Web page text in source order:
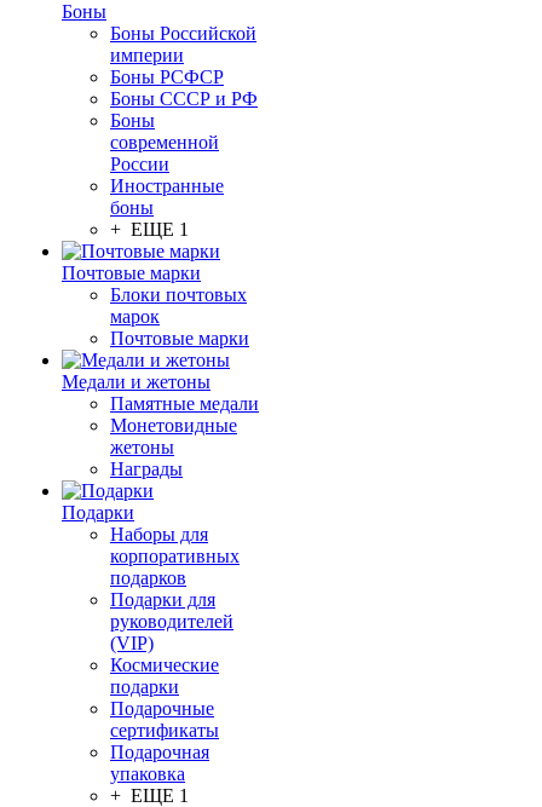
Боны
Боны Российской
империи
Боны РСФСР
Боны СССР и РФ
Боны
современной
России
Иностранные
боны
+ ЕЩЕ 1
Почтовые марки
Блоки почтовых
марок
Почтовые марки
Медали и жетоны
Памятные медали
Монетовидные
жетоны
Награды
Подарки
Наборы для
корпоративных
подарков
Подарки для
руководителей
(VIP)
Космические
подарки
Подарочные
сертификаты
Подарочная
упаковка
+ ЕЩЕ 1